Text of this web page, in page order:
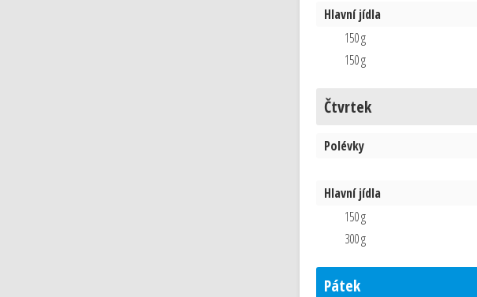
Hlavní jídla
150 g
150 g
Čtvrtek
Polévky
Hlavní jídla
150 g
300 g
Pátek